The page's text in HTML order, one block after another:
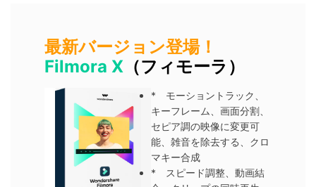
最新バージョン登場！
Filmora X （フィモーラ）
* モーショントラック、
キーフレーム、画面分割、
セピア調の映像に変更可
能、雑音を除去する、クロ
マキー合成
* スピード調整、動画結